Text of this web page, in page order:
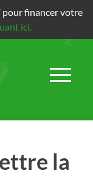
pour financer votre
ici.
la